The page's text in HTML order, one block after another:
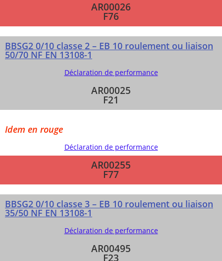
AR00026
F76
BBSG2 0/10 classe 2 – EB 10 roulement ou liaison
50/70 NF EN 13108-1
Déclaration de performance
AR00025
F21
Idem en rouge
Déclaration de performance
AR00255
F77
BBSG2 0/10 classe 3 – EB 10 roulement ou liaison
35/50 NF EN 13108-1
Déclaration de performance
AR00495
F23